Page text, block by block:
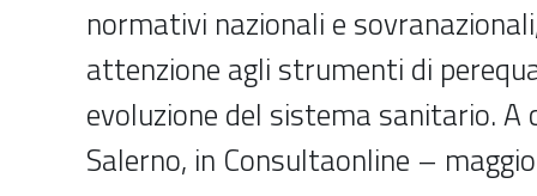
normativi nazionali e
attenzione agli strumenti di
evoluzione del sistema sanitario. A
Salerno, in Consultaonline –